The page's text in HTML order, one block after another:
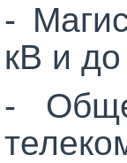
-
кВ и
-